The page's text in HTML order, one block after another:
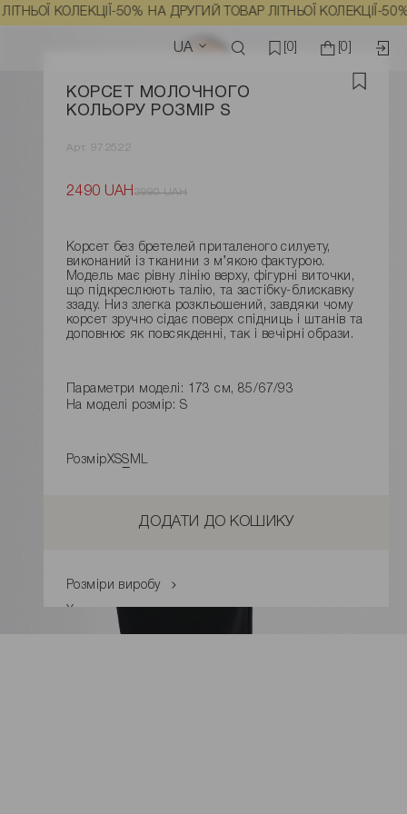
КОЛЕКЦІЇ-50% НА ДРУГИЙ ТОВАР ЛІТНЬОЇ КОЛЕКЦІЇ-50% НА
UA [0] [0]
КОРСЕТ МОЛОЧНОГО
КОЛЬОРУ РОЗМІР S
Арт. 972522
2490 UAH 3990 UAH
Корсет без бретелей приталеного силуету,
виконаний із тканини з м’якою фактурою.
Модель має рівну лінію верху, фігурні виточки,
що підкреслюють талію, та застібку-блискавку
ззаду. Низ злегка розкльошений, завдяки чому
корсет зручно сідає поверх спідниць і штанів та
доповнює як повсякденні, так і вечірні образи.
Параметри моделі: 173 см, 85/67/93
На моделі розмір: S
РозмірXSS M L
ДОДАТИ ДО КОШИКУ
Розміри виробу
Характеристики товару
Доставка і оплата